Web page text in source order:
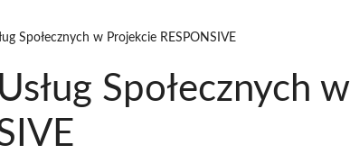
Społecznych w Projekcie RESPONSIVE
Społecznych w